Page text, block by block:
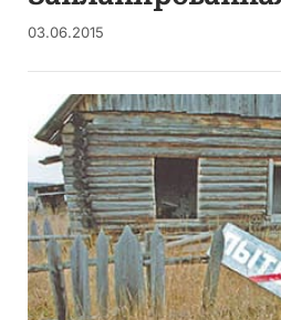
03.06.2015